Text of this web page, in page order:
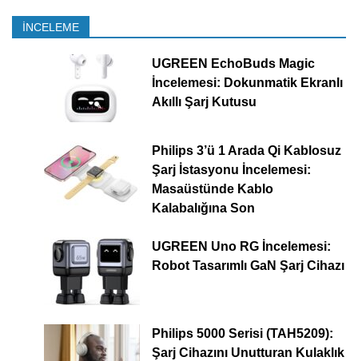
İNCELEME
UGREEN EchoBuds Magic
İncelemesi: Dokunmatik Ekranlı
Akıllı Şarj Kutusu
Philips 3’ü 1 Arada Qi Kablosuz
Şarj İstasyonu İncelemesi:
Masaüstünde Kablo
Kalabalığına Son
UGREEN Uno RG İncelemesi:
Robot Tasarımlı GaN Şarj Cihazı
Philips 5000 Serisi (TAH5209):
Şarj Cihazını Unutturan Kulaklık